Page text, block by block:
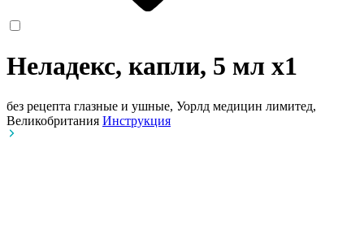
Неладекс, капли, 5 мл x1
без рецепта глазные и ушные, Уорлд медицин лимитед,
Великобритания Инструкция